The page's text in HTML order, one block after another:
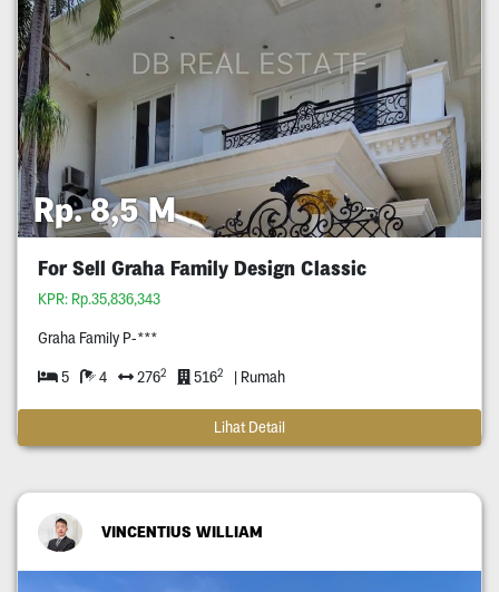
Rp. 8,5 M
For Sell Graha Family Design Classic
KPR: Rp.35,836,343
Graha Family P-***
5 4 2762 5162 | Rumah
Lihat Detail
VINCENTIUS WILLIAM